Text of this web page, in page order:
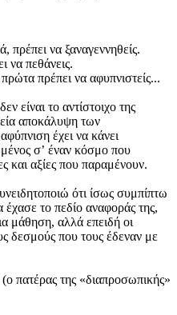
πρέπει να ξαναγεννηθείς.
να πεθάνεις.
πρέπει να αφυπνιστείς...
είναι το αντίστοιχο της
αποκάλυψη των
έχει να κάνει
σʼ έναν κόσμο που
και αξίες που παραμένουν.
ότι ίσως συμπίπτω
το πεδίο αναφοράς της,
μάθηση, αλλά επειδή οι
δεσμούς που τους έδεναν με
πατέρας της «διαπροσωπικής»